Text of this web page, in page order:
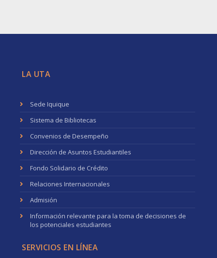
LA UTA
Sede Iquique
Sistema de Bibliotecas
Convenios de Desempeño
Dirección de Asuntos Estudiantiles
Fondo Solidario de Crédito
Relaciones Internacionales
Admisión
Información relevante para la toma de decisiones de
los potenciales estudiantes
SERVICIOS EN LÍNEA